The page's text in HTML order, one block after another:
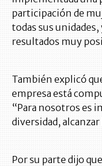
participación de
todas sus
resultados muy
También explicó
empresa está
“Para nosotros es
diversidad,
Por su parte dijo